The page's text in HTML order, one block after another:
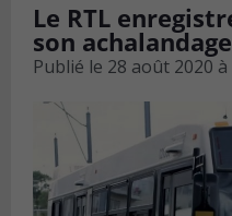
Le RTL
son achalandage
Publié le 28 août 2020 à